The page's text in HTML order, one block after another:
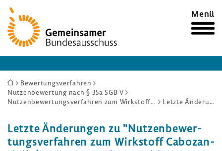
Zur
Startseite
Menü
Sie
sind
Bewertungsverfahren
Nutzenbewertung nach § 35a SGB V
Nutzenbewertungsverfahren zum Wirkstoff Cabozantinib (neues Anwendungsgebiet: Nierenzellkarzinom)
Letzte Änderungen
Letzte Ände­rungen zu "Nutzen­be­wer­
tungs­ver­fahren zum Wirk­stoff Cabo­zan­